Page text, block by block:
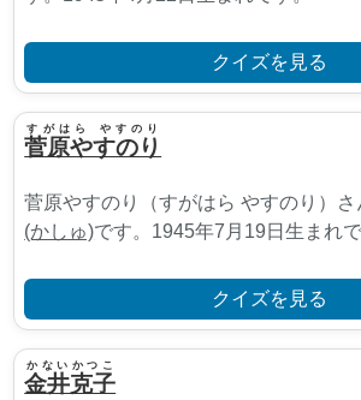
クイズを見る
菅原やすのり
すがはら やすのり
菅原やすのり（すがはら やすのり）
(かしゅ)です。1945年7月19日生まれで
クイズを見る
金井克子
かないかつこ